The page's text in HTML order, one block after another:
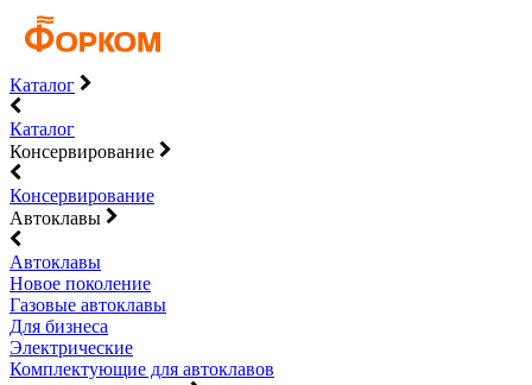
Каталог
Каталог
Консервирование
Консервирование
Автоклавы
Автоклавы
Новое поколение
Газовые автоклавы
Для бизнеса
Электрические
Комплектующие для автоклавов